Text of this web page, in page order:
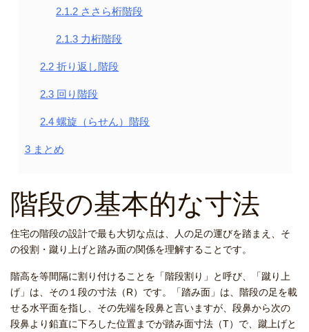
2.1.2 ささら桁階段
2.1.3 力桁階段
2.2 折り返し階段
2.3 回り階段
2.4 螺旋（らせん）階段
3まとめ
階段の基本的な寸法
住宅の階段の設計で最も大切な点は、人の足の運びを踏まえ、そ
の役割・蹴り上げと踏み面の関係を理解することです。
階高を等間隔に割り付けることを「階段割り」と呼び、「蹴り上
げ」は、その１段の寸法（R）です。「踏み面」は、階段の足を載
せる水平面を指し、その先端を段鼻と言いますが、段鼻から次の
段鼻より鉛直に下ろした位置までが踏み面寸法（T）で、蹴上げと